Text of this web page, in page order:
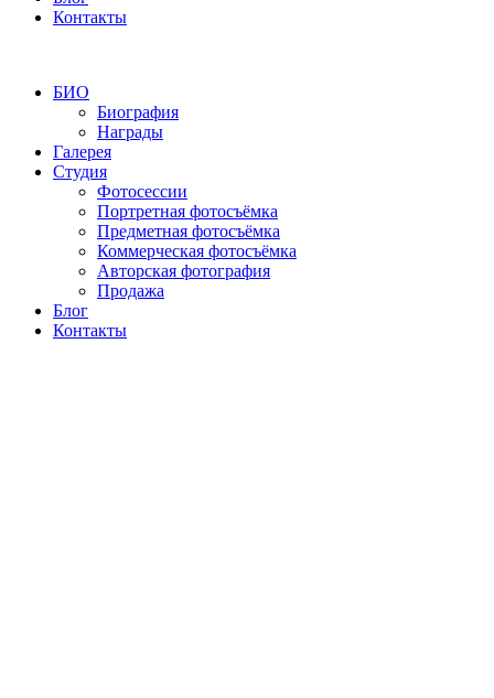
Контакты
БИО
Биография
Награды
Галерея
Студия
Фотосессии
Портретная фотосъёмка
Предметная фотосъёмка
Коммерческая фотосъёмка
Авторская фотография
Продажа
Блог
Контакты